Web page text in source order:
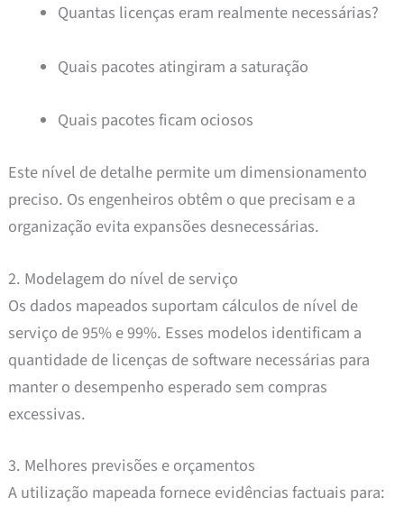
Quantas licenças eram realmente necessárias?
Quais pacotes atingiram a saturação
Quais pacotes ficam ociosos
Este nível de detalhe permite um dimensionamento
preciso. Os engenheiros obtêm o que precisam e a
organização evita expansões desnecessárias.
2. Modelagem do nível de serviço
Os dados mapeados suportam cálculos de nível de
serviço de 95% e 99%. Esses modelos identificam a
quantidade de licenças de software necessárias para
manter o desempenho esperado sem compras
excessivas.
3. Melhores previsões e orçamentos
A utilização mapeada fornece evidências factuais para: